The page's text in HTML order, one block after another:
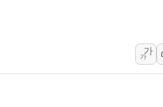
공정위 "국고채 PD 15
중소기업 기술자료 중국
가
가